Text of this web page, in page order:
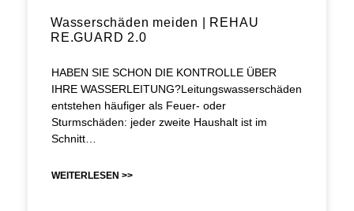
Wasserschäden meiden | REHAU
RE.GUARD 2.0
HABEN SIE SCHON DIE KONTROLLE ÜBER
IHRE WASSERLEITUNG?Leitungswasserschäden
entstehen häufiger als Feuer- oder
Sturmschäden: jeder zweite Haushalt ist im
Schnitt…
WEITERLESEN >>